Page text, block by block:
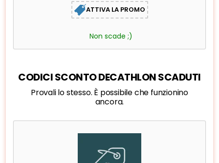
ATTIVA LA PROMO
Non scade ;)
CODICI SCONTO DECATHLON SCADUTI
Provali lo stesso. È possibile che funzionino
ancora.